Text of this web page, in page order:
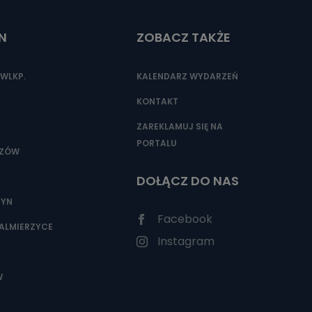
ze
ZOBACZ TAKŻE
KALENDARZ WYDARZEŃ
KONTAKT
ZAREKLAMUJ SIĘ NA
PORTALU
DOŁĄCZ DO NAS
Facebook
Instagram